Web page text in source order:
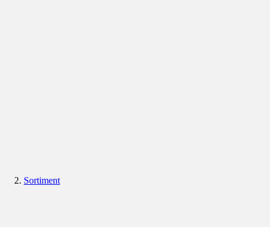
Sortiment